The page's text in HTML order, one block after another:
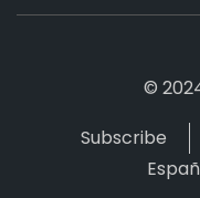
©
Subscribe